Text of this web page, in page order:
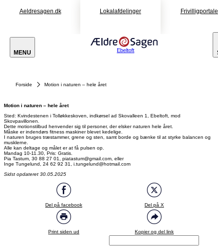
Aeldresagen.dk Lokalafdelinger
MENU Ebeltoft
Forside Motion i naturen – hele året
Motion i naturen – hele året
Sted: Kvindestenen i Tolløkkeskoven, indkørsel ad Skovalleen 1, Ebeltoft, mod
Skovpavillonen.
Dette motionstilbud henvender sig til personer, der elsker naturen hele året.
Måske er indendørs fitness maskiner blevet kedelige.
I naturen bruges træstammer, grene og sten, samt borde og bænke til at styrke balancen og
musklerne.
Alle kan deltage og målet er at få pulsen op.
Mandag 10-11.30, Pris: Gratis.
Pia Tastum, 30 88 27 01, piatastum@gmail.com, eller
Inge Tungelund, 24 62 92 31, i.tungelund@hotmail.com
Sidst opdateret 30.05.2025
Del på facebook Del på X
Print siden ud Kopier og del link